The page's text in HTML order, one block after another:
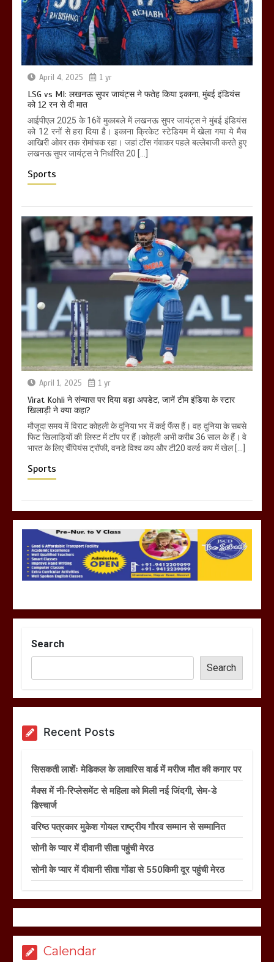
April 4, 2025 1 yr
LSG vs MI: लखनऊ सुपर जायंट्स ने फतेह किया इकाना, मुंबई इंडियंस
को 12 रन से दी मात
आईपीएल 2025 के 16वें मुकाबले में लखनऊ सुपर जायंट्स ने मुंबई इंडियंस
को 12 रनों से हरा दिया है। इकाना क्रिकेट स्टेडियम में खेला गया ये मैच
आखिरी ओवर तक रोमांचक रहा। जहां टॉस गंवाकर पहले बल्लेबाजी करते हुए
लखनऊ सुपर जायंट्स ने निर्धारित 20 […]
Sports
April 1, 2025 1 yr
Virat Kohli ने संन्यास पर दिया बड़ा अपडेट, जानें टीम इंडिया के स्टार
खिलाड़ी ने क्या कहा?
मौजूदा समय में विराट कोहली के दुनिया भर में कई फैंस हैं। वह दुनिया के सबसे
फिट खिलाड़ियों की लिस्ट में टॉप पर हैं।कोहली अभी करीब 36 साल के हैं। वे
भारत के लिए चैंपियंस ट्रॉफी, वनडे विश्व कप और टी20 वर्ल्ड कप में खेल […]
Sports
Search
Search
Recent Posts
सिसकती लाशेंः मेडिकल के लावारिस वार्ड में मरीज मौत की कगार पर
मैक्स में नी-रिप्लेसमेंट से महिला को मिली नई जिंदगी, सेम-डे
डिस्चार्ज
वरिष्ठ पत्रकार मुकेश गोयल राष्ट्रीय गौरव सम्मान से सम्मानित
सोनी के प्यार में दीवानी सीता पहुंची मेरठ
सोनी के प्यार में दीवानी सीता गोंडा से 550किमी दूर पहुंची मेरठ
Calendar